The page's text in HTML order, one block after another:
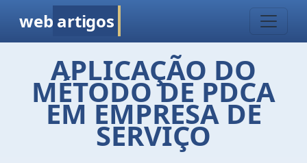
web artigos
APLICAÇÃO DO
MÉTODO DE PDCA
EM EMPRESA DE
SERVIÇO